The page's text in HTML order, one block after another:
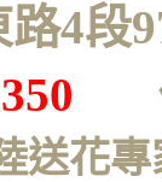
路4
送花